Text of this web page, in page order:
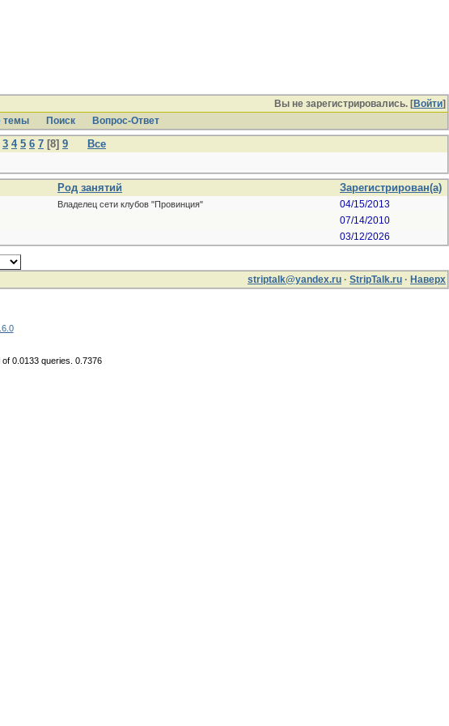
Вы не зарегистрировались. [Войти]
темы Поиcк Вопрос-Ответ
3 4 5 6 7 [8] 9 Все
Род занятий
Зарегистрирован(а)
Владелец сети клубов "Провинция" 04/15/2013
07/14/2010
03/12/2026
striptalk@yandex.ru · StripTalk.ru · Наверх
0.0133 queries. 0.7376